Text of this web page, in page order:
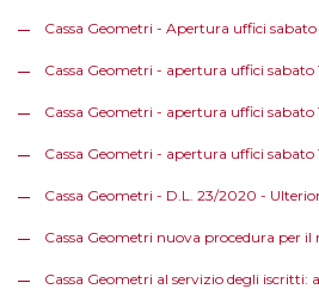
Cassa Geometri - Apertura uffici
Cassa Geometri - apertura uffici sabato
Cassa Geometri - apertura uffici sabato
Cassa Geometri - apertura uffici
Cassa Geometri - D.L. 23/2020 -
Cassa Geometri nuova procedura per il
Cassa Geometri al servizio degli iscritti: